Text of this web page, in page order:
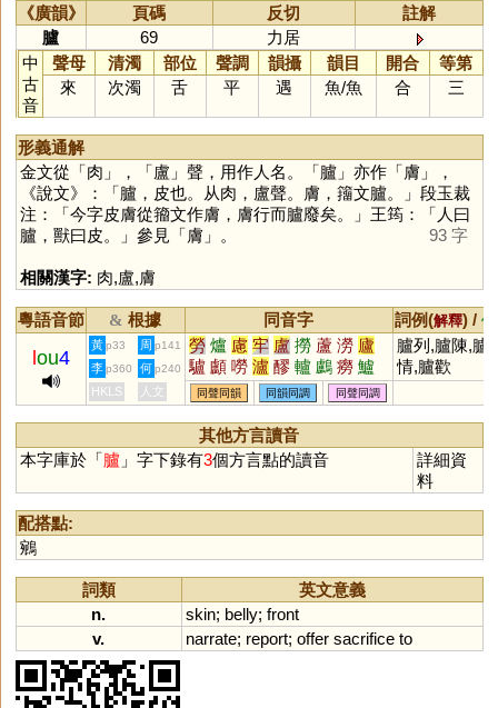
《廣韻》 頁碼 反切
註解
臚
69
力居
中
古
音
聲母 清濁 部位 聲調 韻攝 韻目 開合
等第
來
次濁 舌 平 遇 魚/魚 合 三
形義通解
金文從「肉 」，「盧 」聲，用作人名。「臚」亦作「膚 」，
《說文》：「臚，皮也。从肉，盧聲。膚，籒文臚。」段玉裁
注：「今字皮膚從籀文作膚，膚行而臚廢矣。」王筠：「人曰
臚，獸曰皮。」參見「膚 」。 93 字
相關漢字: 肉,盧,膚
粵語音節 & 根據 同音字 詞例(解釋) /
ou4
黃 p33 周 p141 勞 爐 慮 牢 盧 撈 蘆 澇 廬
驢 顱 嘮 瀘 醪 轤 鸕 癆 鱸
壚 鐒 櫨 嶗 纑 艫 獹 簩 攎
璷 嚧 簝 蠦 罏 籚 謱 蟧 僗
玈 浶 鑪
臚列,臚陳,臚
情,臚歡
李 p360 何 p240
HKLS 人文 同聲同韻 同韻同調 同聲同調
其他方言讀音
本字庫於「臚」字下錄有3個方言點的讀音
詳細資
料
配搭點:
鵷
詞類
英文意義
n.
skin; belly; front
v.
narrate; report; offer sacrifice to